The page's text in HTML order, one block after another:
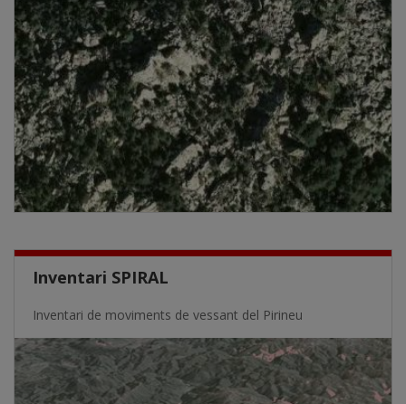
Inventari SPIRAL
Inventari de moviments de vessant del Pirineu